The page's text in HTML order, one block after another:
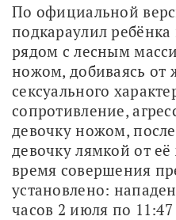
По официальной
подкараулил
рядом с лесным
ножом, добиваясь от
сексуального
сопротивление,
девочку ножом,
девочку лямкой от
время совершения
установлено:
часов 2 июля по